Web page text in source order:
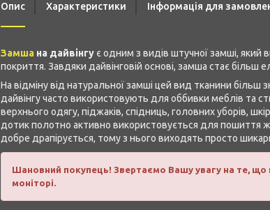
Опис Характеристики Інформація для
Замша на дайвінгу є одним з видів штучної замші,
покриття. Завдяки дайвінговій основі, замша стає більш
На відміну від натуральної замші цей вид тканини більш
дайвінгу часто використовують для оббивки меблів та
верхнього одягу, піджаків, спідниць, головних уборів,
дотик полотно активно використовується для пошиття
добре драпірується, тому з нього виходять просто
Шановний покупець! Звертаємо Вашу увагу на те, що
моніторі.